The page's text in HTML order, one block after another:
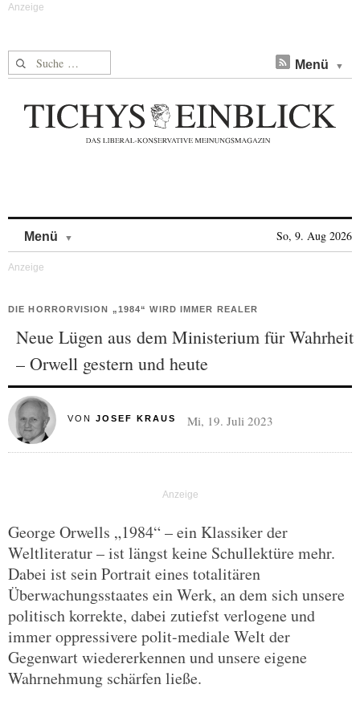
Suche nach: Menü
Menü So, 9. Aug 2026
DIE HORRORVISION „1984“ WIRD IMMER REALER
Neue Lügen aus dem Ministerium für Wahrheit
– Orwell gestern und heute
VON JOSEF KRAUS Mi, 19. Juli 2023
George Orwells „1984“ – ein Klassiker der
Weltliteratur – ist längst keine Schullektüre mehr.
Dabei ist sein Portrait eines totalitären
Überwachungsstaates ein Werk, an dem sich unsere
politisch korrekte, dabei zutiefst verlogene und
immer oppressivere polit-mediale Welt der
Gegenwart wiedererkennen und unsere eigene
Wahrnehmung schärfen ließe.